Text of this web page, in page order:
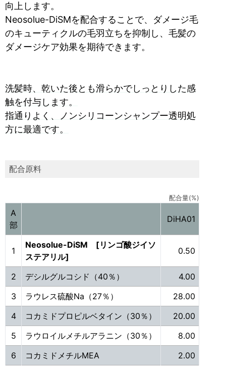
向上します。
Neosolue-DiSMを配合することで、ダメージ毛
のキューティクルの毛羽立ちを抑制し、毛髪の
ダメージケア効果を期待できます。
洗髪時、乾いた後とも滑らかでしっとりした感
触を付与します。
指通りよく、ノンシリコーンシャンプー透明処
方に最適です。
配合原料
配合量(%)
A
部
DiHA01
1
Neosolue-DiSM [リンゴ酸ジイソ
ステアリル]
0.50
2 デシルグルコシド（40％）
4.00
3
ラウレス硫酸Na（27％）
28.00
4
コカミドプロピルベタイン（30％）
20.00
5
ラウロイルメチルアラニン（30％）
8.00
6
コカミドメチルMEA 2.00